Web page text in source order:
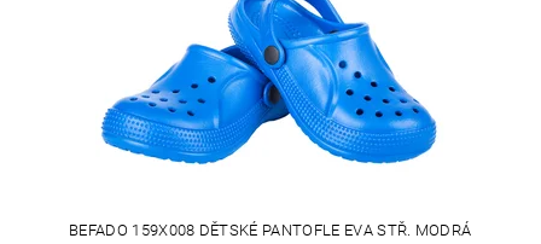
BEFADO 159X008 DĚTSKÉ PANTOFLE EVA STŘ. MODRÁ